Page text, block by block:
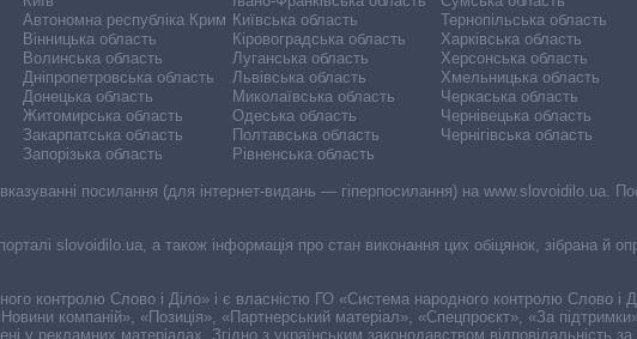
Автономна республіка Крим
Вінницька область
Волинська область
Дніпропетровська область
Донецька область
Житомирська область
Закарпатська область
Запорізька область
Київська область
Кіровоградська область
Луганська область
Львівська область
Миколаївська область
Одеська область
Полтавська область
Рівненська область
Тернопільська область
Харківська область
Херсонська область
Хмельницька область
Черкаська область
Чернівецька область
Чернігівська область
посилання (для інтернет-видань — гіперпосилання) на www.slovoidilo.ua.
slovoidilo.ua, а також інформація про стан виконання цих обіцянок, зібрана й
контролю Слово і Діло» і є власністю ГО «Система народного контролю Слово і
компаній», «Позиція», «Партнерський матеріал», «Спецпроєкт», «За
у рекламних матеріалах. Згідно з українським законодавством відповідальність